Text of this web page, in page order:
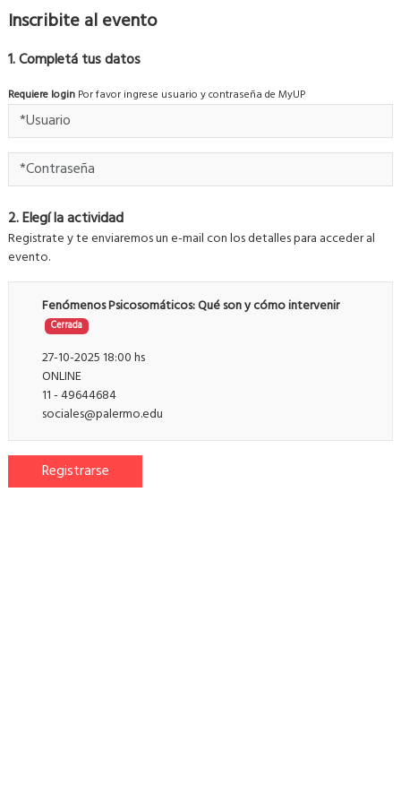
Inscribite al evento
1. Completá tus datos
Requiere login Por favor ingrese usuario y contraseña de MyUP
2. Elegí la actividad
Registrate y te enviaremos un e-mail con los detalles para acceder al
evento.
Fenómenos Psicosomáticos: Qué son y cómo intervenir
Cerrada
27-10-2025 18:00 hs
ONLINE
11 - 49644684
sociales@palermo.edu